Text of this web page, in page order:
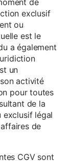
de
exclusif
ou
est le
a également
un
activité
pour toutes
de la
exclusif légal
de
CGV sont